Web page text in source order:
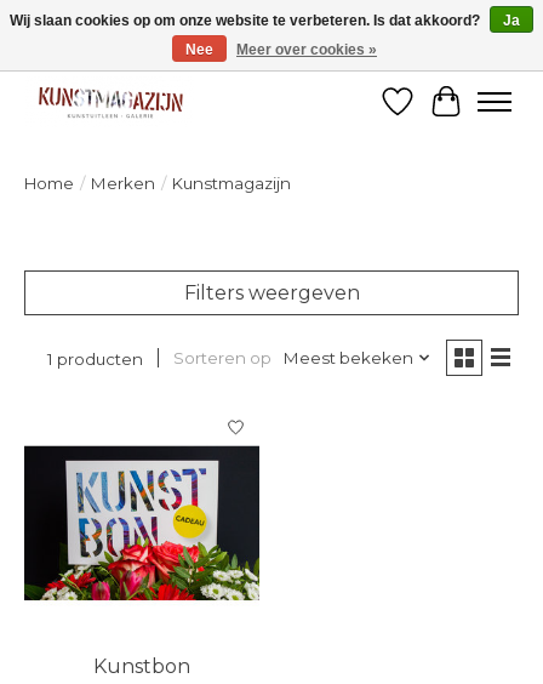
Welkom bij de designshop van Kunstmagazijn Nijmegen!
Verlanglijst
Home / Merken / Kunstmagazijn
Filters weergeven
1 producten Sorteren op Meest bekeken
Kunstbon
Wij slaan cookies op om onze website te verbeteren. Is dat akkoord?
Ja
Nee
Meer over cookies »